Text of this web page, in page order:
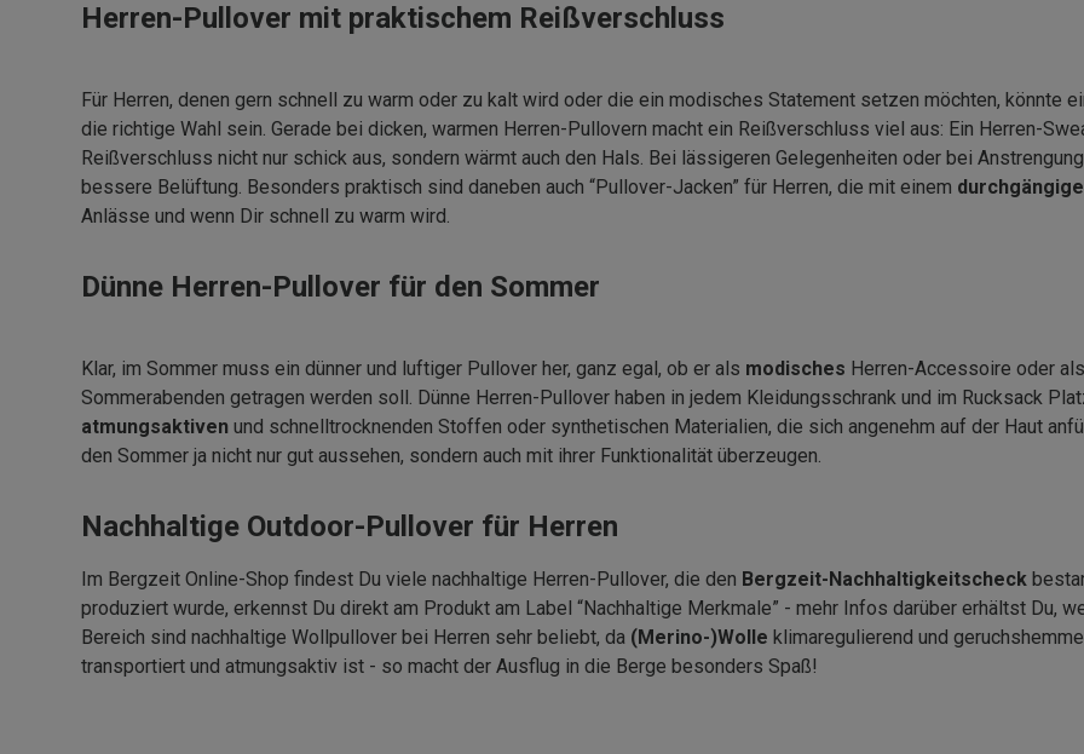
Herren-Pullover mit praktischem Reißverschluss
Für Herren, denen gern schnell zu warm oder zu kalt wird oder die ein modisches Statement setzen möchten, könnte
die richtige Wahl sein. Gerade bei dicken, warmen Herren-Pullovern macht ein Reißverschluss viel aus: Ein Herren-
Reißverschluss nicht nur schick aus, sondern wärmt auch den Hals. Bei lässigeren Gelegenheiten oder bei
bessere Belüftung. Besonders praktisch sind daneben auch “Pullover-Jacken” für Herren, die mit einem
Anlässe und wenn Dir schnell zu warm wird.
Dünne Herren-Pullover für den Sommer
Klar, im Sommer muss ein dünner und luftiger Pullover her, ganz egal, ob er als modisches Herren-Accessoire oder als
Sommerabenden getragen werden soll. Dünne Herren-Pullover haben in jedem Kleidungsschrank und im Rucksack
atmungsaktiven und schnelltrocknenden Stoffen oder synthetischen Materialien, die sich angenehm auf der Haut
den Sommer ja nicht nur gut aussehen, sondern auch mit ihrer Funktionalität überzeugen.
Nachhaltige Outdoor-Pullover für Herren
Im Bergzeit Online-Shop findest Du viele nachhaltige Herren-Pullover, die den Bergzeit-Nachhaltigkeitscheck
produziert wurde, erkennst Du direkt am Produkt am Label “Nachhaltige Merkmale” - mehr Infos darüber erhältst Du,
Bereich sind nachhaltige Wollpullover bei Herren sehr beliebt, da (Merino-)Wolle klimaregulierend und
transportiert und atmungsaktiv ist - so macht der Ausflug in die Berge besonders Spaß!